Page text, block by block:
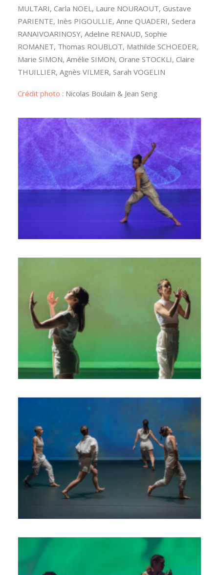
MULTARI, Carla NOEL, Laure NOURAOUT, Gustave
PARIENTE, Inès PIGOULLIE, Anne QUADERI, Sedera
RANAIVOARINOSY, Adeline RENAUD, Sophie
ROMANET, Thomas ROUBLOT, Mathilde SCHOEDER,
Marie SIMON, Amélie SIMON, Orane STOCKLI, Claire
THUILLIER, Agnès VILMER, Sarah VOGELIN
Crédit photo : Nicolas Boulain & Jean Seng